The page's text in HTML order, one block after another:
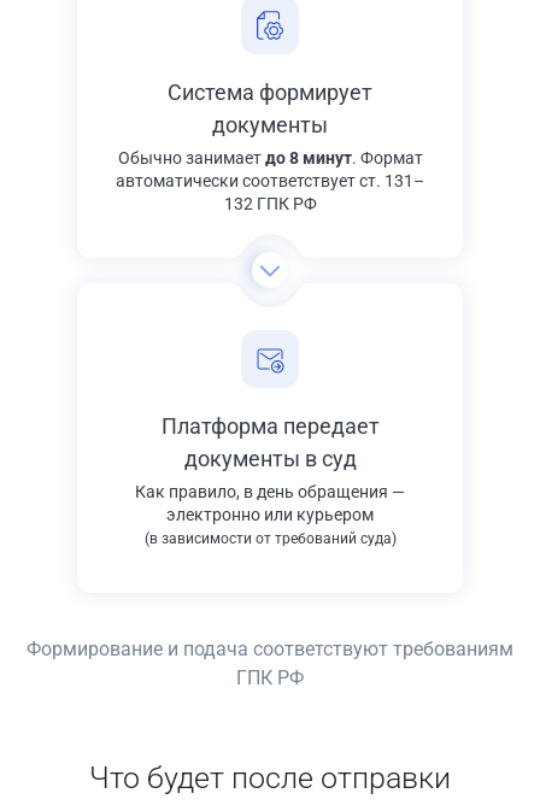
Система формирует
документы
Обычно занимаетдо 8 минут. Формат
автоматически соответствует ст. 131–
132 ГПК РФ
Платформа передает
документы в суд
Как правило, в день обращения —
электронно или курьером
(в зависимости от требований суда)
Формирование и подача соответствуют требованиям
ГПК РФ
Что будет после отправки